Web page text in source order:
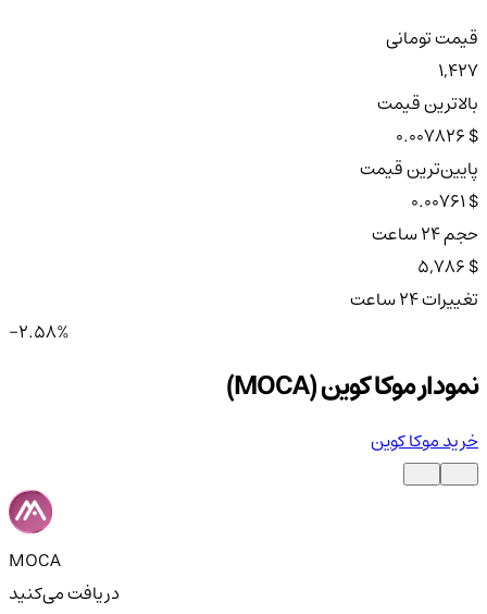
قیمت تومانی
1,427
بالاترین قیمت
$ 0.007826
پایین‌ترین قیمت
$ 0.00761
حجم ۲۴ ساعت
$ 5,786
تغییرات ۲۴ ساعت
-2.58%
نمودار موکا کوین (MOCA)
خرید موکا کوین
MOCA
دریافت می‌کنید